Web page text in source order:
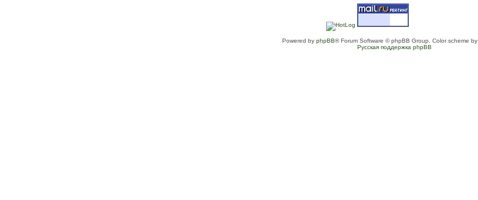
Powered by phpBB® Forum Software © phpBB Group. Color scheme by
Русская поддержка phpBB